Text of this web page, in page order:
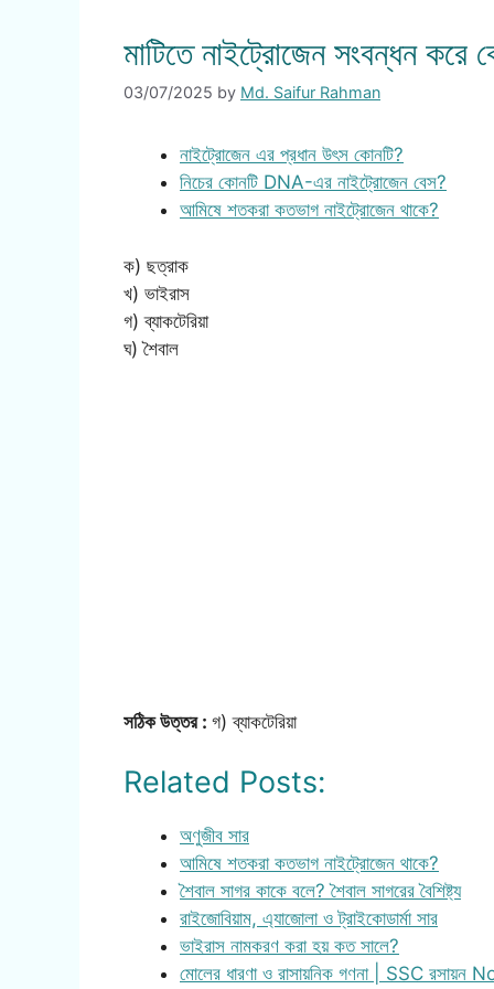
মাটিতে নাইট্রোজেন সংবন্ধন করে
03/07/2025 by Md. Saifur Rahman
নাইট্রোজেন এর প্রধান উৎস কোনটি?
নিচের কোনটি DNA-এর নাইট্রোজেন বেস?
আমিষে শতকরা কতভাগ নাইট্রোজেন থাকে?
ক) ছত্রাক
খ) ভাইরাস
গ) ব্যাকটেরিয়া
ঘ) শৈবাল
সঠিক উত্তর : গ) ব্যাকটেরিয়া
Related Posts:
অণুজীব সার
আমিষে শতকরা কতভাগ নাইট্রোজেন থাকে?
শৈবাল সাগর কাকে বলে? শৈবাল সাগরের বৈশিষ্ট্য
রাইজোবিয়াম, এ্যাজোলা ও ট্রাইকোডার্মা সার
ভাইরাস নামকরণ করা হয় কত সালে?
মোলের ধারণা ও রাসায়নিক গণনা | SSC রসায়ন